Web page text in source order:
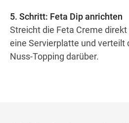
5. Schritt: Feta Dip anrichten
Streicht die Feta Creme
eine Servierplatte und verteilt
Nuss-Topping darüber.